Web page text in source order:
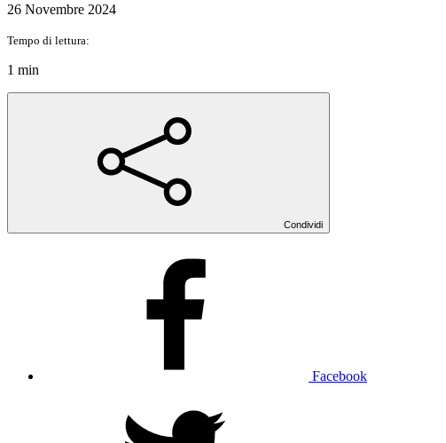
26 Novembre 2024
Tempo di lettura:
1 min
Condividi
Facebook